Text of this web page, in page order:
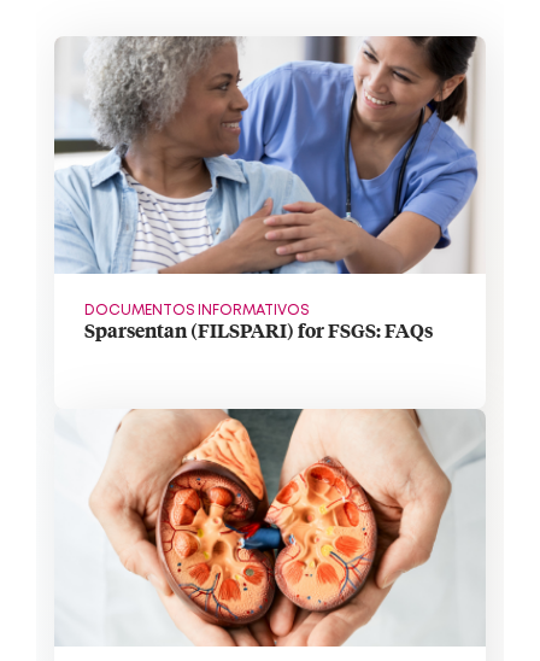
DOCUMENTOS INFORMATIVOS
Sparsentan (FILSPARI) for FSGS: FAQs